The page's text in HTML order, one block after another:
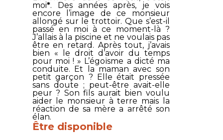
moi*. Des années après, je vois
encore l’image de ce monsieur
allongé sur le trottoir. Que s’est-il
passé en moi à ce moment-là ?
J’allais à la piscine et ne voulais pas
être en retard. Après tout, j’avais
bien « le droit d’avoir du temps
pour moi ! » L’égoïsme a dicté ma
conduite. Et la maman avec son
petit garçon ? Elle était pressée
sans doute ; peut-être avait-elle
peur ? Son fils aurait bien voulu
aider le monsieur à terre mais la
réaction de sa mère a arrêté son
élan.
Être disponible